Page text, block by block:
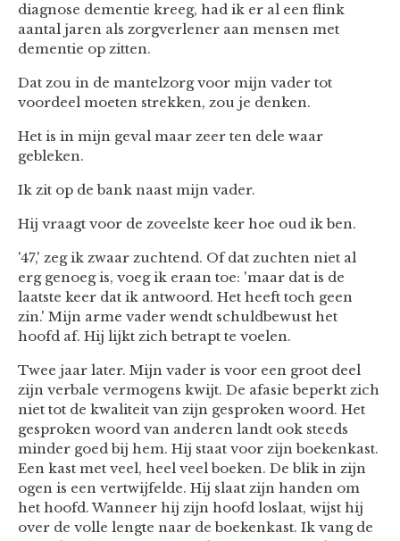
diagnose dementie kreeg, had ik er al een flink
aantal jaren als zorgverlener aan mensen met
dementie op zitten.
Dat zou in de mantelzorg voor mijn vader tot
voordeel moeten strekken, zou je denken.
Het is in mijn geval maar zeer ten dele waar
gebleken.
Ik zit op de bank naast mijn vader.
Hij vraagt voor de zoveelste keer hoe oud ik ben.
'47,' zeg ik zwaar zuchtend. Of dat zuchten niet al
erg genoeg is, voeg ik eraan toe: 'maar dat is de
laatste keer dat ik antwoord. Het heeft toch geen
zin.' Mijn arme vader wendt schuldbewust het
hoofd af. Hij lijkt zich betrapt te voelen.
Twee jaar later. Mijn vader is voor een groot deel
zijn verbale vermogens kwijt. De afasie beperkt zich
niet tot de kwaliteit van zijn gesproken woord. Het
gesproken woord van anderen landt ook steeds
minder goed bij hem. Hij staat voor zijn boekenkast.
Een kast met veel, heel veel boeken. De blik in zijn
ogen is een vertwijfelde. Hij slaat zijn handen om
het hoofd. Wanneer hij zijn hoofd loslaat, wijst hij
over de volle lengte naar de boekenkast. Ik vang de